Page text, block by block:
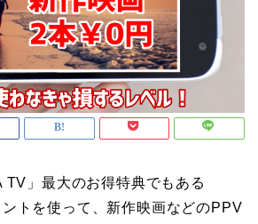
TV」最大のお得特典でもある
トを使って、新作映画などのPPV